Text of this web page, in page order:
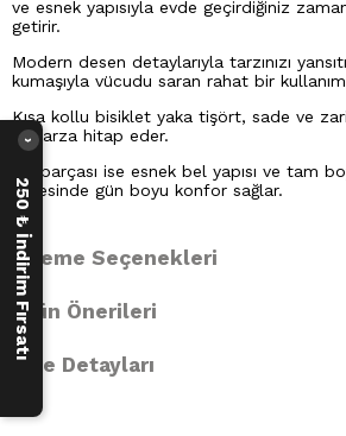
ve esnek yapısıyla evde geçirdiğiniz
getirir.
Modern desen detaylarıyla tarzınızı
kumaşıyla vücudu saran rahat bir
Kısa kollu bisiklet yaka tişört, sade ve
ve tarza hitap eder.
Alt parçası ise esnek bel yapısı ve tam
sayesinde gün boyu konfor sağlar.
Ödeme Seçenekleri
Ürün Önerileri
İade Detayları
250 ₺ İndirim Fırsatı
›